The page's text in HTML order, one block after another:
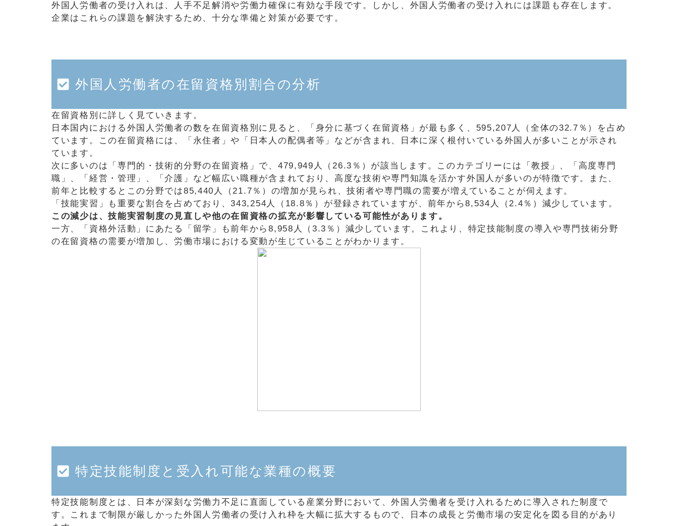
外国人労働者の受け入れは、人手不足解消や労働力確保に有効な手段です。しかし、外国人労働者の受け入れには課題も存在します。
企業はこれらの課題を解決するため、十分な準備と対策が必要です。
外国人労働者の在留資格別割合の分析
在留資格別に詳しく見ていきます。
日本国内における外国人労働者の数を在留資格別に見ると、「身分に基づく在留資格」が最も多く、595,207人（全体の32.7％）を占め
ています。この在留資格には、「永住者」や「日本人の配偶者等」などが含まれ、日本に深く根付いている外国人が多いことが示され
ています。
次に多いのは「専門的・技術的分野の在留資格」で、479,949人（26.3％）が該当します。このカテゴリーには「教授」、「高度専門
職」、「経営・管理」、「介護」など幅広い職種が含まれており、高度な技術や専門知識を活かす外国人が多いのが特徴です。また、
前年と比較するとこの分野では85,440人（21.7％）の増加が見られ、技術者や専門職の需要が増えていることが伺えます。
「技能実習」も重要な割合を占めており、343,254人（18.8％）が登録されていますが、前年から8,534人（2.4％）減少しています。
この減少は、技能実習制度の見直しや他の在留資格の拡充が影響している可能性があります。
一方、「資格外活動」にあたる「留学」も前年から8,958人（3.3％）減少しています。これより、特定技能制度の導入や専門技術分野
の在留資格の需要が増加し、労働市場における変動が生じていることがわかります。
特定技能制度と受入れ可能な業種の概要
特定技能制度とは、日本が深刻な労働力不足に直面している産業分野において、外国人労働者を受け入れるために導入された制度で
す。これまで制限が厳しかった外国人労働者の受け入れ枠を大幅に拡大するもので、日本の成長と労働市場の安定化を図る目的があり